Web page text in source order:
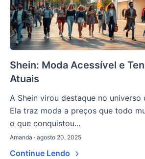
Shein: Moda Acessível e
Atuais
A Shein virou destaque no universo
Ela traz moda a preços que todo
o que conquistou...
Amanda · agosto 20, 2025
Continue Lendo